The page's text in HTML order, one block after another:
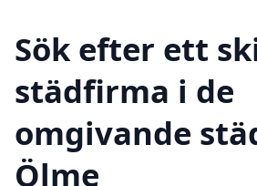
Sök efter ett
städfirma i de
omgivande
Ölme